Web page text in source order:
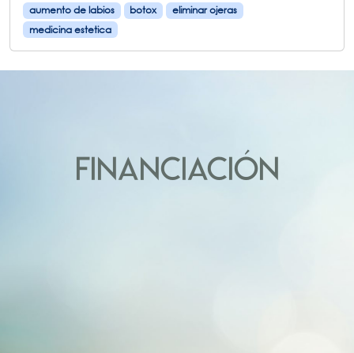
aumento de labios botox
eliminar ojeras
medicina estetica
FINANCIACIÓN